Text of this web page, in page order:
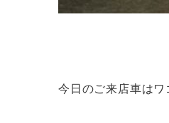
今日のご来店車はワ